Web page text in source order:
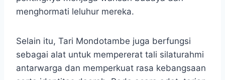
menghormati leluhur mereka.
Selain itu, Tari Mondotambe juga berfungsi
sebagai alat untuk mempererat tali silaturahmi
antarwarga dan memperkuat rasa kebangsaan